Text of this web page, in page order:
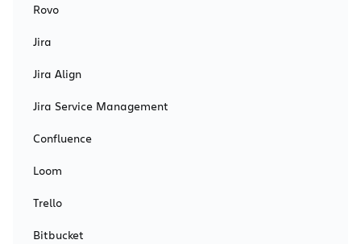
Rovo
Jira
Jira Align
Jira Service Management
Confluence
Loom
Trello
Bitbucket